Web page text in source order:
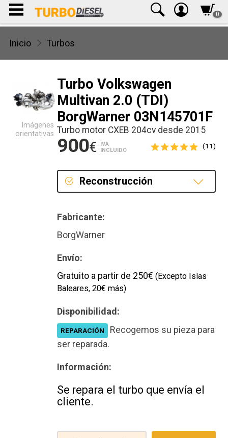
0
Inicio Turbos
Turbo Volkswagen
Multivan 2.0 (TDI)
BorgWarner 03N145701F
Turbo motor CXEB 204cv desde 2015
900€
IVA
INCLUIDO
(11)
Reconstrucción
Fabricante:
BorgWarner
Envío:
Gratuito a partir de 250€ (Excepto Islas
Baleares, 20€ más)
Disponibilidad:
REPARACIÓN
Recogemos su pieza para
ser reparada.
Información:
Se repara el turbo que envía el
cliente.
Imágenes
orientativas